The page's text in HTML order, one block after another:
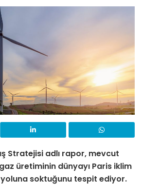
Stratejisi adlı rapor, mevcut
üretiminin dünyayı Paris iklim
soktuğunu tespit ediyor.